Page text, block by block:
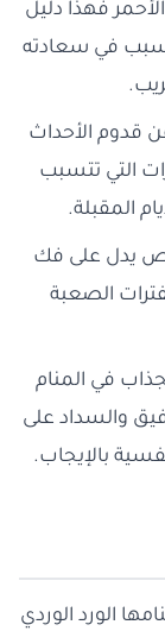
فهذا دليل
في سعادته
قدوم الأحداث
التي تتسبب
المقبلة.
يدل على فك
الصعبة
في المنام
والسداد على
بالإيجاب.
الورد الوردي